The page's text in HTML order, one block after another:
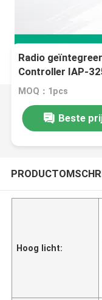
Radio
Controller IAP-
MOQ：1pcs
Beste
Hoog licht: